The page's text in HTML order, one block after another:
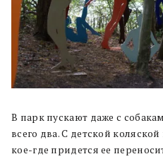
В парк пускают даже с
всего два. С детской
кое-где придется ее